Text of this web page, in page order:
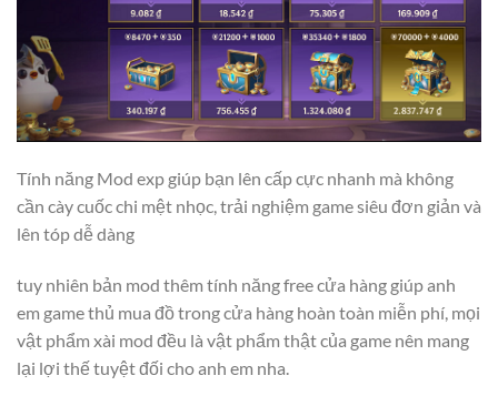
Tính năng Mod exp giúp bạn lên cấp cực nhanh mà không
cần cày cuốc chi mệt nhọc, trải nghiệm game siêu đơn giản và
lên tóp dễ dàng
tuy nhiên bản mod thêm tính năng free cửa hàng giúp anh
em game thủ mua đồ trong cửa hàng hoàn toàn miễn phí, mọi
vật phẩm xài mod đều là vật phẩm thật của game nên mang
lại lợi thế tuyệt đối cho anh em nha.